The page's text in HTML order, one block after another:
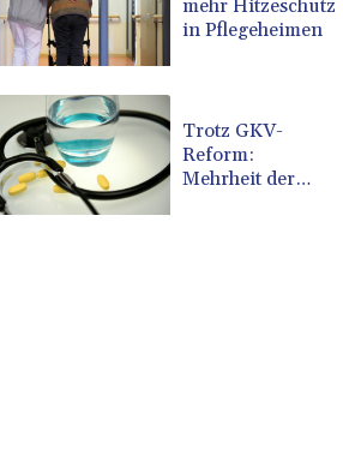
mehr Hitzeschutz
in Pflegeheimen
Trotz GKV-
Reform:
Mehrheit der